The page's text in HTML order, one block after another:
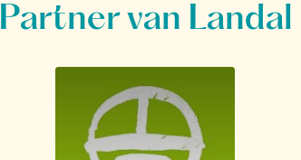
Partner van Landal